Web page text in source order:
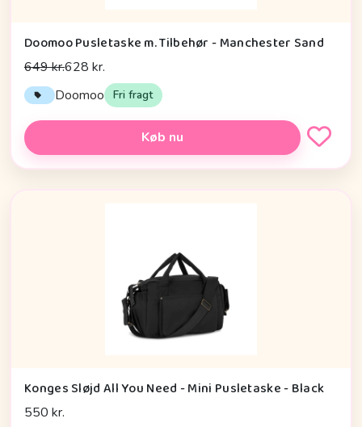
Doomoo Pusletaske m. Tilbehør - Manchester Sand
649 kr.628 kr.
Doomoo Fri fragt
Køb nu
Konges Sløjd All You Need - Mini Pusletaske - Black
550 kr.